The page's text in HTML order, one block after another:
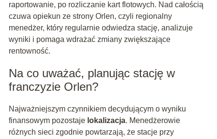
raportowanie, po rozliczanie kart flotowych. Nad całością
czuwa opiekun ze strony Orlen, czyli regionalny
menedżer, który regularnie odwiedza stację, analizuje
wyniki i pomaga wdrażać zmiany zwiększające
rentowność.
Na co uważać, planując stację w
franczyzie Orlen?
Najważniejszym czynnikiem decydującym o wyniku
finansowym pozostaje lokalizacja. Menedżerowie
różnych sieci zgodnie powtarzają, że stacje przy